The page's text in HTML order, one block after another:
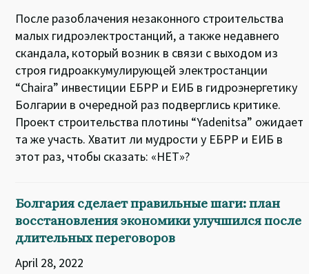
После разоблачения незаконного строительства
малых гидроэлектростанций, а также недавнего
скандала, который возник в связи с выходом из
строя гидроаккумулирующей электростанции
“Chaira” инвестиции ЕБРР и ЕИБ в гидроэнергетику
Болгарии в очередной раз подверглись критике.
Проект строительства плотины “Yadenitsa” ожидает
та же участь. Хватит ли мудрости у ЕБРР и ЕИБ в
этот раз, чтобы сказать: «НЕТ»?
Болгария сделает правильные шаги: план
восстановления экономики улучшился после
длительных переговоров
April 28, 2022